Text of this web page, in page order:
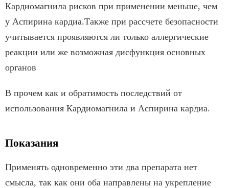
Кардиомагнила рисков при применении меньше, чем
у Аспирина кардиа.Также при рассчете безопасности
учитывается проявляются ли только аллергические
реакции или же возможная дисфункция основных
органов
В прочем как и обратимость последствий от
использования Кардиомагнила и Аспирина кардиа.
Показания
Применять одновременно эти два препарата нет
смысла, так как они оба направлены на укрепление